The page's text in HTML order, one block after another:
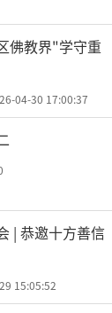
佛教界"学守重
04-30 17:00:37
| 恭邀十方善信
15:05:52